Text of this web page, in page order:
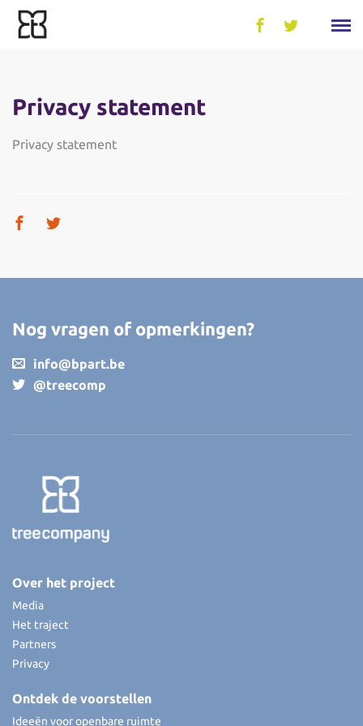
Privacy statement
Privacy statement
Nog vragen of opmerkingen?
info@bpart.be
@treecomp
Over het project
Media
Het traject
Partners
Privacy
Ontdek de voorstellen
Ideeën voor openbare ruimte